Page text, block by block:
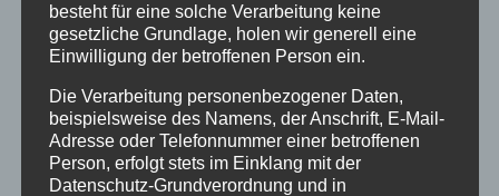
selber
zu
werden, unterstützt bei der Information über die
Kommunalwahl und motiviert Schülerinnen und
Schüler, sowie deren Eltern und
besteht für eine solche Verarbeitung keine
gesetzliche Grundlage, holen wir generell eine
Einwilligung der betroffenen Person ein.
Die Verarbeitung personenbezogener Daten,
beispielsweise des Namens, der Anschrift, E-Mail-
Adresse oder Telefonnummer einer betroffenen
Person, erfolgt stets im Einklang mit der
Datenschutz-Grundverordnung und in